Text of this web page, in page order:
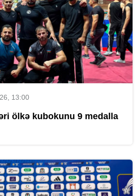
13:00
ölkə kubokunu 9 medalla